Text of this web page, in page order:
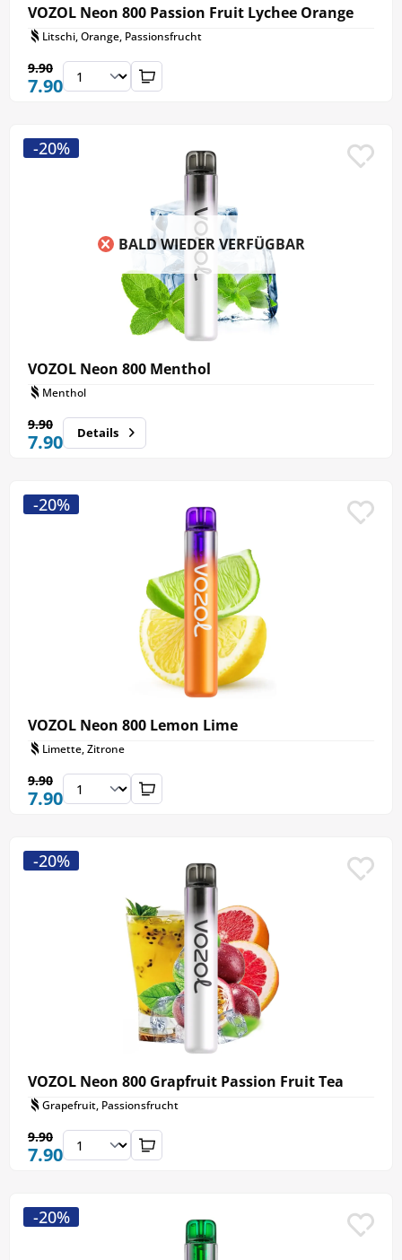
VOZOL Neon 800 Passion Fruit Lychee Orange
Litschi, Orange, Passionsfrucht
7.90
9.90
BALD WIEDER VERFÜGBAR
VOZOL Neon 800 Menthol
Menthol
7.90
9.90
-20%
Details
VOZOL Neon 800 Lemon Lime
Limette, Zitrone
7.90
9.90
-20%
VOZOL Neon 800 Grapfruit Passion Fruit Tea
Grapefruit, Passionsfrucht
7.90
9.90
-20%
-20%